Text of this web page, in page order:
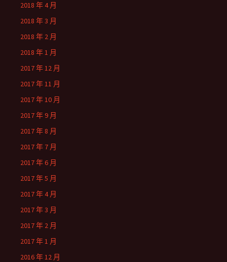
2018 年 4 月
2018 年 3 月
2018 年 2 月
2018 年 1 月
2017 年 12 月
2017 年 11 月
2017 年 10 月
2017 年 9 月
2017 年 8 月
2017 年 7 月
2017 年 6 月
2017 年 5 月
2017 年 4 月
2017 年 3 月
2017 年 2 月
2017 年 1 月
2016 年 12 月